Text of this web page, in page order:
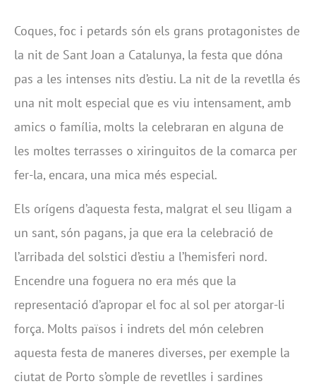
Coques, foc i petards són els grans protagonistes de
la nit de Sant Joan a Catalunya, la festa que dóna
pas a les intenses nits d’estiu. La nit de la revetlla és
una nit molt especial que es viu intensament, amb
amics o família, molts la celebraran en alguna de
les moltes terrasses o xiringuitos de la comarca per
fer-la, encara, una mica més especial.
Els orígens d’aquesta festa, malgrat el seu lligam a
un sant, són pagans, ja que era la celebració de
l’arribada del solstici d’estiu a l’hemisferi nord.
Encendre una foguera no era més que la
representació d’apropar el foc al sol per atorgar-li
força. Molts països i indrets del món celebren
aquesta festa de maneres diverses, per exemple la
ciutat de Porto s’omple de revetlles i sardines